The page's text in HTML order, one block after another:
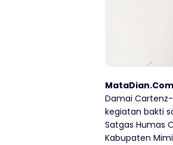
Damai
kegiatan bakti
Satgas Humas
Kabupaten